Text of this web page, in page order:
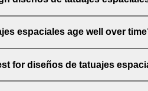
espaciales age well over
for diseños de tatuajes